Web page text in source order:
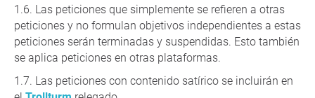
Las peticiones que simplemente se refieren a otras
peticiones y no formulan objetivos independientes a estas
peticiones serán terminadas y suspendidas. Esto también
se aplica peticiones en otras plataformas.
Las peticiones con contenido satírico se incluirán en